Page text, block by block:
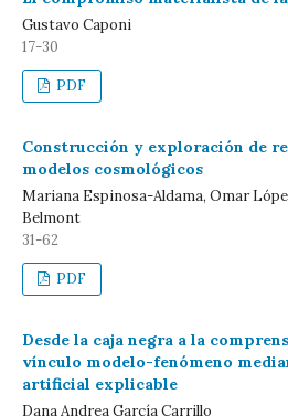
Gustavo Caponi
17-30
PDF
Construcción y exploración de
modelos cosmológicos
Mariana Espinosa-Aldama, Omar
Belmont
31-62
PDF
Desde la caja negra a la
vínculo modelo-fenómeno
artificial explicable
Dana Andrea García Carrillo